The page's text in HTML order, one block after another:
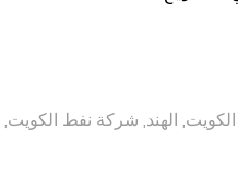
الكويت, الهند, شركة نفط الكويت,